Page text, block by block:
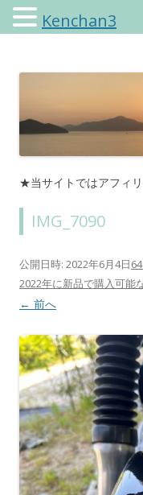
けんちゃん
★当サイトではアフィ
IMG_7090
公開日時: 2022年6月4日
2022年に新品で購入可能
← 前へ
Kenchan3